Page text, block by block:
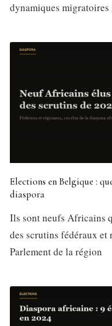
dynamiques migratoires
Elections en Belgique :
diaspora
Ils sont neufs Africains
des scrutins fédéraux
Parlement de la région